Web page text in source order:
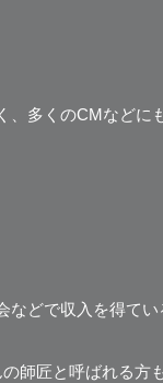
多くのCMなどに
どで収入を得てい
師匠と呼ばれる方